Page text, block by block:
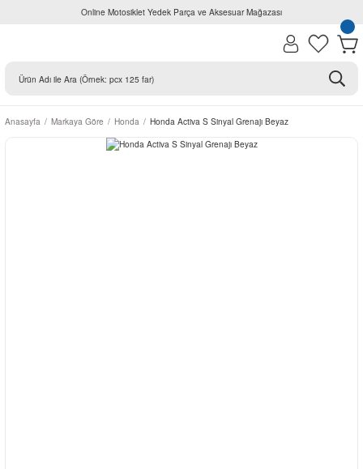
Online Motosiklet Yedek Parça ve Aksesuar Mağazası
Anasayfa Markaya Göre Honda Honda Activa S Sinyal Grenajı Beyaz